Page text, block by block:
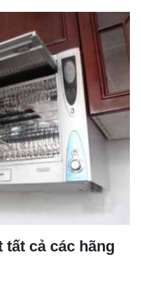
cả các hãng